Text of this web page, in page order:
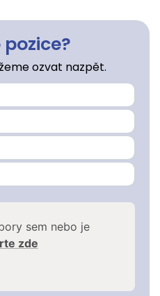
ozvat nazpět.
sem nebo je
zde